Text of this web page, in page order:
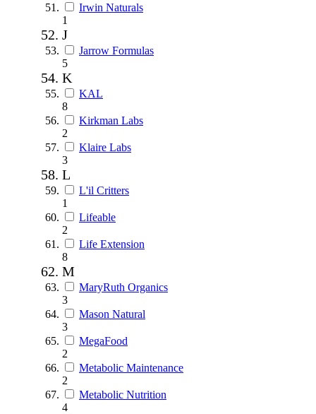
Irwin Naturals
1
J
Jarrow Formulas
5
K
KAL
8
Kirkman Labs
2
Klaire Labs
3
L
L'il Critters
1
Lifeable
2
Life Extension
8
M
MaryRuth Organics
3
Mason Natural
3
MegaFood
2
Metabolic Maintenance
2
Metabolic Nutrition
4